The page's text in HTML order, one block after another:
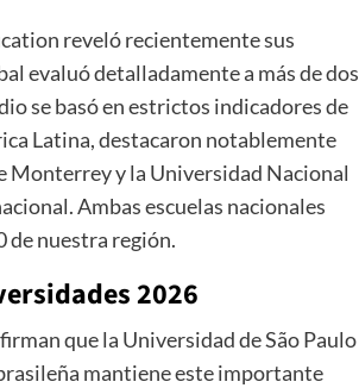
reveló recientemente sus
evaluó detalladamente a más de dos
se basó en estrictos indicadores de
Latina, destacaron notablemente
Monterrey y la Universidad Nacional
Ambas escuelas nacionales
nuestra región.
2026
que la Universidad de São Paulo
mantiene este importante